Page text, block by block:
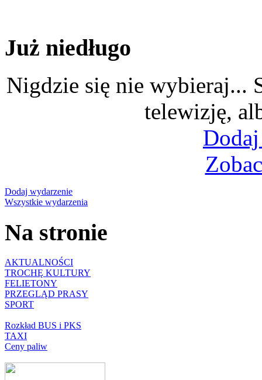
Już niedługo
Nigdzie się nie wybieraj...
telewizję,
Dodaj wydarzenie
Wszystkie wydarzenia
Na stronie
AKTUALNOŚCI
TROCHĘ KULTURY
FELIETONY
PRZEGLĄD PRASY
SPORT
Rozkład BUS i PKS
TAXI
Ceny paliw